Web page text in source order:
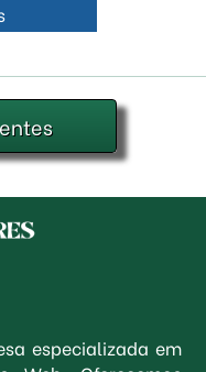
especializada em